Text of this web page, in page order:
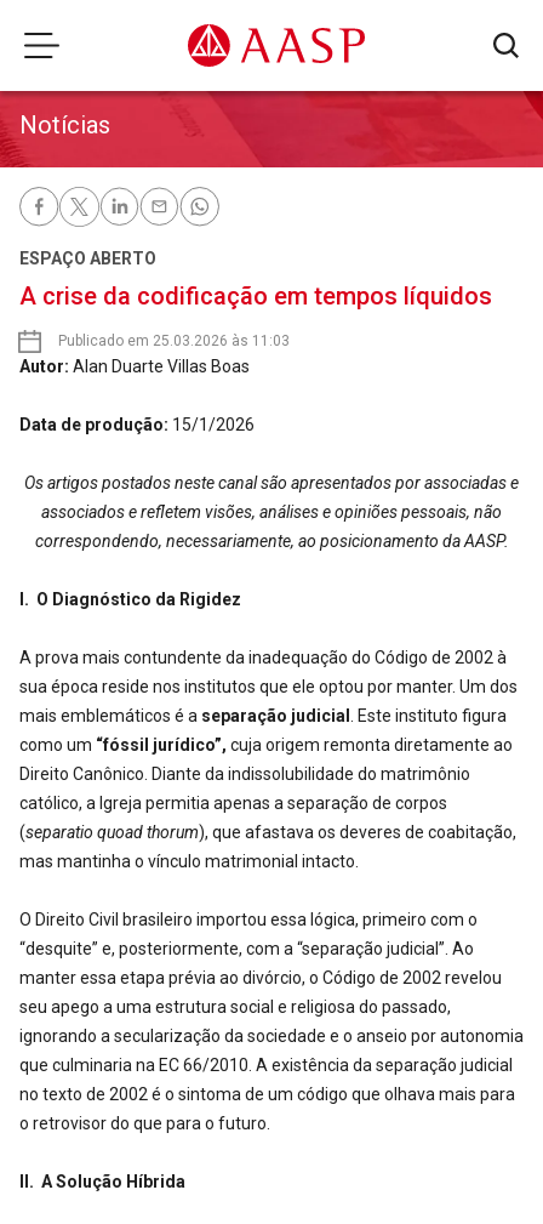
Notícias
ESPAÇO ABERTO
A crise da codificação em tempos líquidos
Publicado em 25.03.2026 às 11:03
Autor: Alan Duarte Villas Boas
Data de produção: 15/1/2026
Os artigos postados neste canal são apresentados por associadas e
associados e refletem visões, análises e opiniões pessoais, não
correspondendo, necessariamente, ao posicionamento da AASP.
I. O Diagnóstico da Rigidez
A prova mais contundente da inadequação do Código de 2002 à
sua época reside nos institutos que ele optou por manter. Um dos
mais emblemáticos é a separação judicial
. Este instituto figura
como um “fóssil jurídico”, cuja origem remonta diretamente ao
Direito Canônico. Diante da indissolubilidade do matrimônio
católico, a Igreja permitia apenas a separação de corpos
(separatio quoad thorum), que afastava os deveres de coabitação,
mas mantinha o vínculo matrimonial intacto.
O Direito Civil brasileiro importou essa lógica, primeiro com o
“desquite” e, posteriormente, com a “separação judicial”. Ao
manter essa etapa prévia ao divórcio, o Código de 2002 revelou
seu apego a uma estrutura social e religiosa do passado,
ignorando a secularização da sociedade e o anseio por autonomia
que culminaria na EC 66/2010. A existência da separação judicial
no texto de 2002 é o sintoma de um código que olhava mais para
o retrovisor do que para o futuro.
II. A Solução Híbrida